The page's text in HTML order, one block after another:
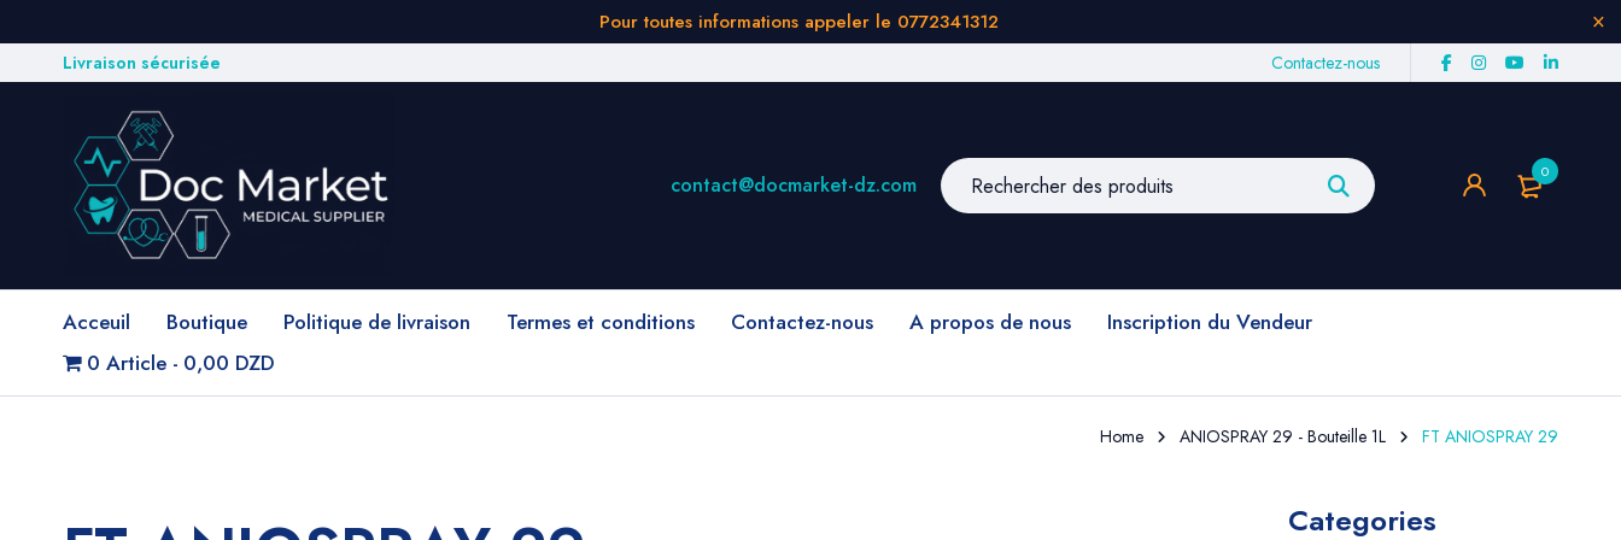
Pour toutes informations appeler le 0772341312
Livraison sécurisée Contactez-nous
0
contact@docmarket-dz.com
Acceuil Boutique Politique de livraison Termes et conditions Contactez-nous A propos de nous
Inscription du Vendeur
0 Article
0,00 DZD
Home ANIOSPRAY 29 - Bouteille 1L FT ANIOSPRAY 29
Categories